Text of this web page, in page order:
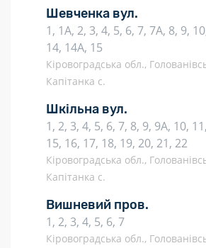
Шевченка вул.
1, 1А, 2, 3, 4, 5, 6, 7, 7А, 8, 9,
14, 14А, 15
Кіровоградська обл.,
Капітанка с.
Шкільна вул.
1, 2, 3, 4, 5, 6, 7, 8, 9, 9А, 10,
15, 16, 17, 18, 19, 20, 21, 22
Кіровоградська обл.,
Капітанка с.
Вишневий пров.
1, 2, 3, 4, 5, 6, 7
Кіровоградська обл.,